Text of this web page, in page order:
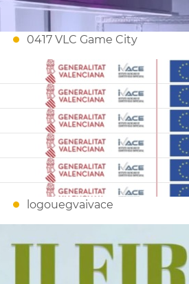
0417 VLC Game City
logouegvaivace